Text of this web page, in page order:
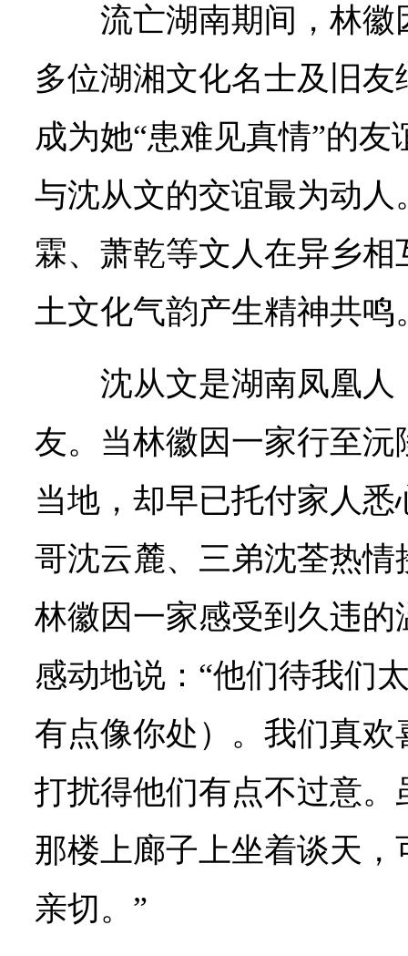
流亡湖南期间，林
多位湖湘文化名士及旧
成为她“患难见真情”的
与沈从文的交谊最为动
霖、萧乾等文人在异乡
土文化气韵产生精神共鸣
沈从文是湖南凤凰
友。当林徽因一家行至
当地，却早已托付家人
哥沈云麓、三弟沈荃热
林徽因一家感受到久违
感动地说：“他们待我们
有点像你处）。我们真
打扰得他们有点不过意
那楼上廊子上坐着谈天
亲切。”